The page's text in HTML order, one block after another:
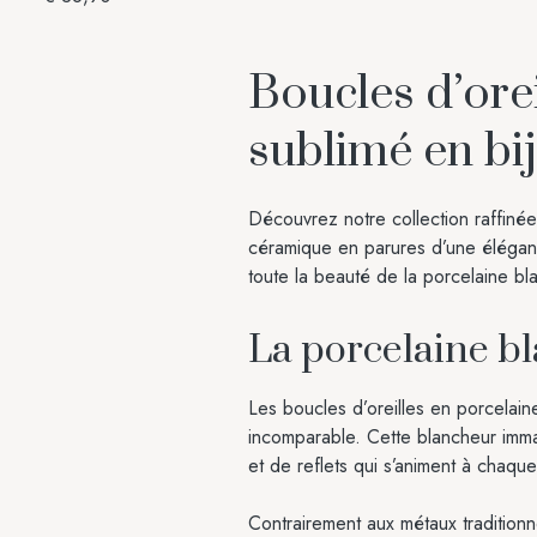
Boucles
sublimé en
Découvrez notre collection
céramique en parures d’une
toute la beauté de la porcelaine
La porcelaine
Les boucles d’oreilles en
incomparable. Cette blancheur
et de reflets qui s’animent à
Contrairement aux métaux